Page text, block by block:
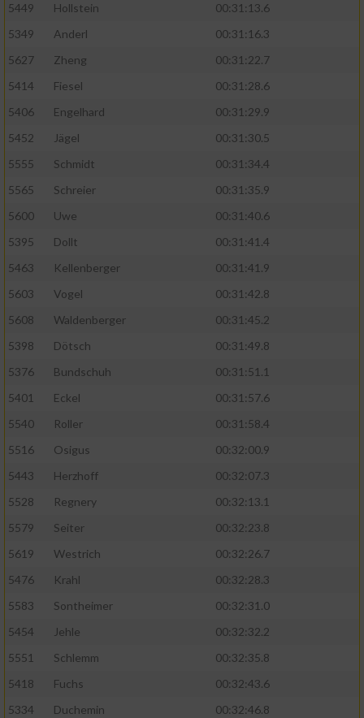
5449
Hollstein
00:31:13.6
5349
Anderl
00:31:16.3
5627
Zheng
00:31:22.7
5414
Fiesel
00:31:28.6
5406
Engelhard
00:31:29.9
5452
Jägel
00:31:30.5
5555
Schmidt
00:31:34.4
5565
Schreier
00:31:35.9
5600
Uwe
00:31:40.6
5395
Dollt
00:31:41.4
5463
Kellenberger
00:31:41.9
5603
Vogel
00:31:42.8
5608
Waldenberger
00:31:45.2
5398
Dötsch
00:31:49.8
5376
Bundschuh
00:31:51.1
5401
Eckel
00:31:57.6
5540
Roller
00:31:58.4
5516
Osigus
00:32:00.9
5443
Herzhoff
00:32:07.3
5528
Regnery
00:32:13.1
5579
Seiter
00:32:23.8
5619
Westrich
00:32:26.7
5476
Krahl
00:32:28.3
5583
Sontheimer
00:32:31.0
5454
Jehle
00:32:32.2
5551
Schlemm
00:32:35.8
5418
Fuchs
00:32:43.6
5334
Duchemin
00:32:46.8